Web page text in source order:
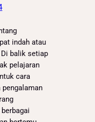
indah atau
balik setiap
pelajaran
cara
pengalaman